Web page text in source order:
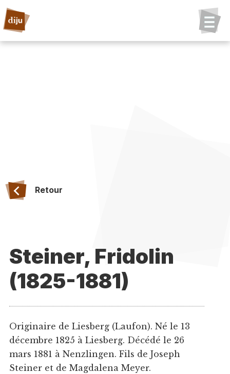
Retour
Steiner, Fridolin
(1825-1881)
Originaire de Liesberg (Laufon). Né le 13
décembre 1825 à Liesberg. Décédé le 26
mars 1881 à Nenzlingen. Fils de Joseph
Steiner et de Magdalena Meyer.